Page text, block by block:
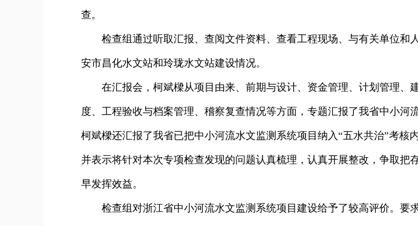
查。
检查组通过听取汇报、查阅文件资料、查看工程现场、与有关单位和
安市昌化水文站和玲珑水文站建设情况。
在汇报会，柯斌樑从项目由来、前期与设计、资金管理、计划管理、
度、工程验收与档案管理、稽察复查情况等方面，专题汇报了我省中小河
柯斌樑还汇报了我省已把中小河流水文监测系统项目纳入“五水共治”考核
并表示将针对本次专项检查发现的问题认真梳理，认真开展整改，争取把
早发挥效益。
检查组对浙江省中小河流水文监测系统项目建设给予了较高评价。要